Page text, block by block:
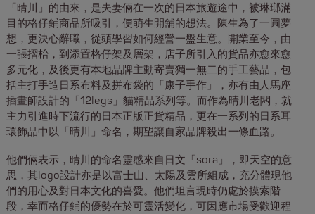
「晴川」的由來，是夫妻倆在一次的日本旅遊途中，被琳瑯滿
目的格仔鋪商品所吸引，便萌生開舖的想法。陳生為了一圓夢
想，更決心辭職，從頭學習如何經營一盤生意。開業至今，由
一張摺枱，到添置格仔架及層架，店子所引入的貨品亦愈來愈
多元化，及後更有本地品牌主動寄賣獨一無二的手工藝品，包
括主打手造日系布料及拼布袋的「康子手作」，亦有由人馬座
插畫師設計的「12legs」貓精品系列等。而作為晴川老闆，就
主力引進時下流行的日本正版正貨精品，更在一系列的日系耳
環飾品中以「晴川」命名，期望讓自家品牌殺出一條血路。
他們倆表示，晴川的命名靈感來自日文「sora」，即天空的意
思，其logo設計亦是以富士山、太陽及雲所組成，充分體現他
們的用心及對日本文化的喜愛。他們坦言現時仍處於摸索階
段，幸而格仔鋪的優勢在於可靈活變化，可因應市場受歡迎程